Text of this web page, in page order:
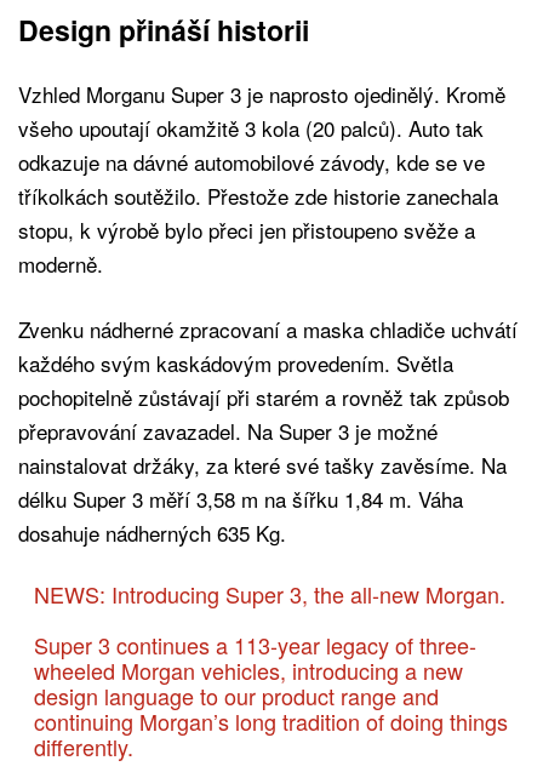
Design přináší historii
Vzhled Morganu Super 3 je naprosto ojedinělý. Kromě
všeho upoutají okamžitě 3 kola (20 palců). Auto tak
odkazuje na dávné automobilové závody, kde se ve
tříkolkách soutěžilo. Přestože zde historie zanechala
stopu, k výrobě bylo přeci jen přistoupeno svěže a
moderně.
Zvenku nádherné zpracovaní a maska chladiče uchvátí
každého svým kaskádovým provedením. Světla
pochopitelně zůstávají při starém a rovněž tak způsob
přepravování zavazadel. Na Super 3 je možné
nainstalovat držáky, za které své tašky zavěsíme. Na
délku Super 3 měří 3,58 m na šířku 1,84 m. Váha
dosahuje nádherných 635 Kg.
NEWS: Introducing Super 3, the all-new Morgan.
Super 3 continues a 113-year legacy of three-
wheeled Morgan vehicles, introducing a new
design language to our product range and
continuing Morgan’s long tradition of doing things
differently.